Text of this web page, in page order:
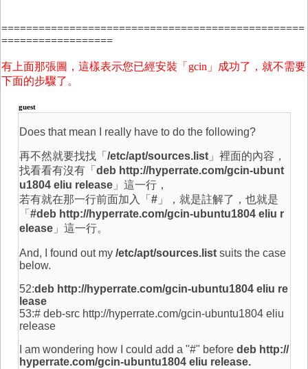
=================================================
==================
有上面那張圖，這樣表示您已經安裝「gcin」成功了，就不需要
下面的步驟了。
guest
Does that mean I really have to do the following?
再不然就要找找「 /etc/apt/sources.list」裡面的內容，
找看看有沒有「 deb http://hyperrate.com/gcin-ubunt
u1804 eliu release」這一行，
若有就在那一行前面加入「 #」，就是註解了，也就是
「 #deb http://hyperrate.com/gcin-ubuntu1804 eliu r
elease」這一行。
And, I found out my /etc/apt/sources.listsuits the case
below.
52:deb http://hyperrate.com/gcin-ubuntu1804 eliu re
lease
53:# deb-src http://hyperrate.com/gcin-ubuntu1804 eliu
release
I am wondering how I could add a "#" before deb http://
hyperrate.com/gcin-ubuntu1804 eliu release.